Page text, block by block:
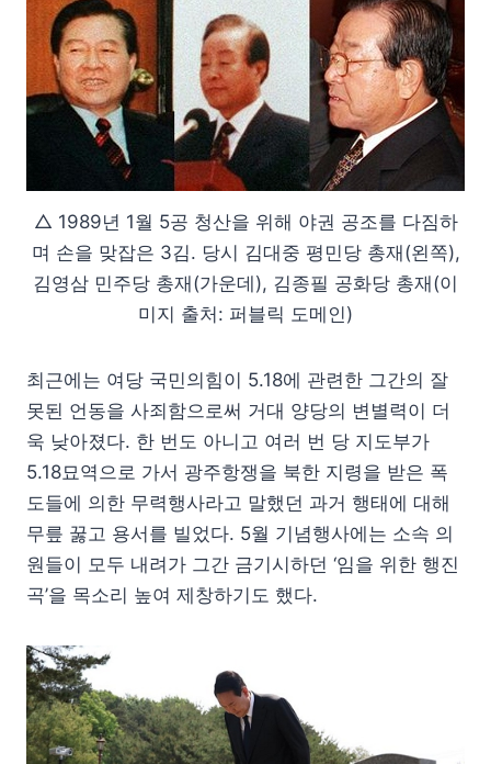
△ 1989년 1월 5공 청산을 위해 야권 공조를 다짐하
며 손을 맞잡은 3김. 당시 김대중 평민당 총재(왼쪽),
김영삼 민주당 총재(가운데), 김종필 공화당 총재(이
미지 출처: 퍼블릭 도메인)
최근에는 여당 국민의힘이 5.18에 관련한 그간의 잘
못된 언동을 사죄함으로써 거대 양당의 변별력이 더
욱 낮아졌다. 한 번도 아니고 여러 번 당 지도부가
5.18묘역으로 가서 광주항쟁을 북한 지령을 받은 폭
도들에 의한 무력행사라고 말했던 과거 행태에 대해
무릎 꿇고 용서를 빌었다. 5월 기념행사에는 소속 의
원들이 모두 내려가 그간 금기시하던 ‘임을 위한 행진
곡’을 목소리 높여 제창하기도 했다.